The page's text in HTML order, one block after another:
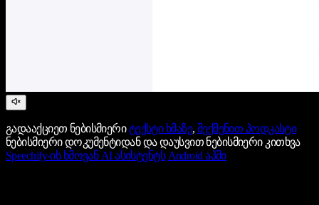
გადააქციეთ ნებისმიერიტექსტი ხმაზე, შექმენით პოდკასტი
ნებისმიერი დოკუმენტიდან და დაუსვით ნებისმიერი კითხვა
Speechify-ის ხმოვან AI ასისტენტს Android აპში